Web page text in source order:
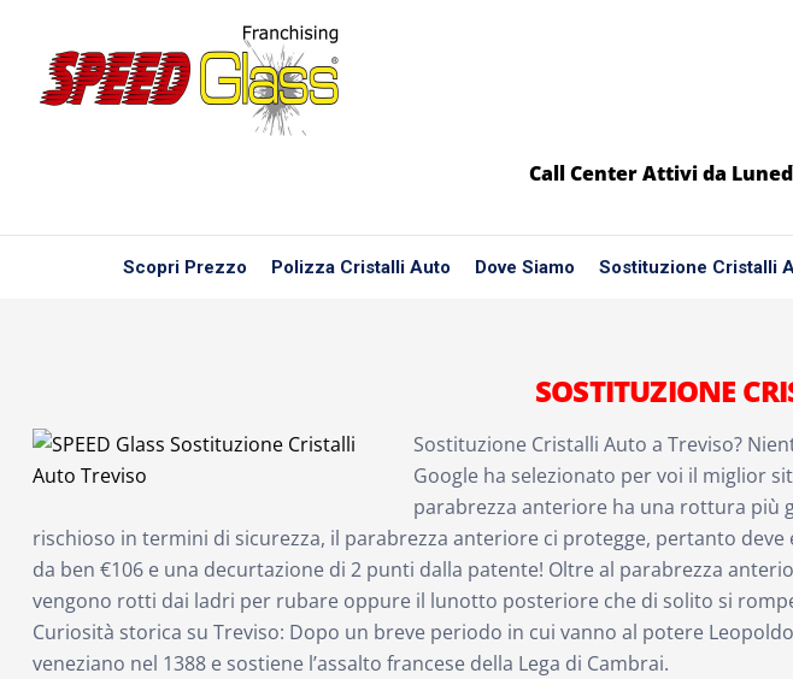
Call Center Attivi da
Scopri Prezzo Polizza Cristalli Auto Dove Siamo Sostituzione Cristalli
SOSTITUZIONE
Sostituzione Cristalli Auto a Treviso?
Google ha selezionato per voi il miglior
parabrezza anteriore ha una rottura più
rischioso in termini di sicurezza, il parabrezza anteriore ci protegge, pertanto
da ben €106 e una decurtazione di 2 punti dalla patente! Oltre al parabrezza
vengono rotti dai ladri per rubare oppure il lunotto posteriore che di solito si
Curiosità storica su Treviso: Dopo un breve periodo in cui vanno al potere
veneziano nel 1388 e sostiene l’assalto francese della Lega di Cambrai.